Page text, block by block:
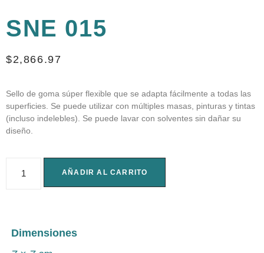
SNE 015
$2,866.97
Sello de goma súper flexible que se adapta fácilmente a todas las
superficies. Se puede utilizar con múltiples masas, pinturas y tintas
(incluso indelebles). Se puede lavar con solventes sin dañar su
diseño.
AÑADIR AL CARRITO
Dimensiones